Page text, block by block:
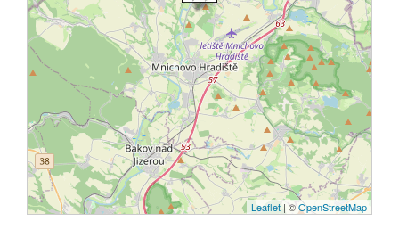
Leaflet | ©OpenStreetMap